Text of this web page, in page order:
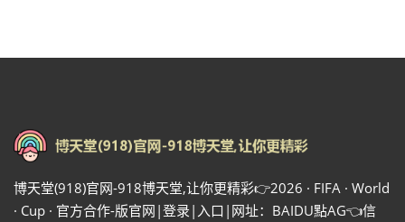
博天堂(918)官网-918博天堂,让你更精彩👉2026 · FIFA · World
· Cup · 官方合作-版官网|登录|入口|网址：BAIDU點AG👈信